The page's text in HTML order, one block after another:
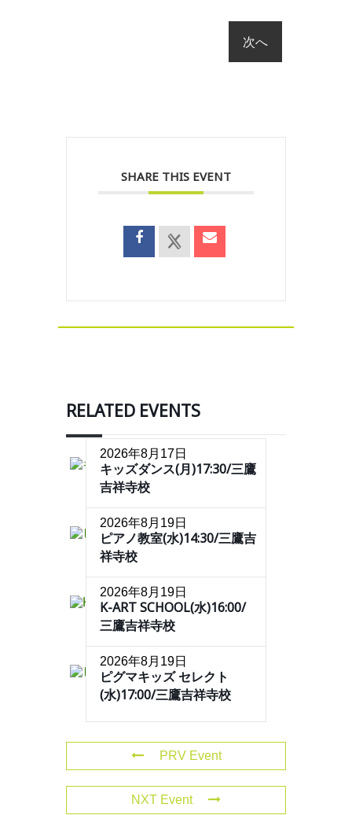
SHARE THIS EVENT
RELATED EVENTS
2026年8月17日
キッズダンス(月)17:30/三鷹
吉祥寺校
2026年8月19日
ピアノ教室(水)14:30/三鷹吉
祥寺校
2026年8月19日
K-ART SCHOOL(水)16:00/
三鷹吉祥寺校
2026年8月19日
ピグマキッズ セレクト
(水)17:00/三鷹吉祥寺校
PRV Event
NXT Event